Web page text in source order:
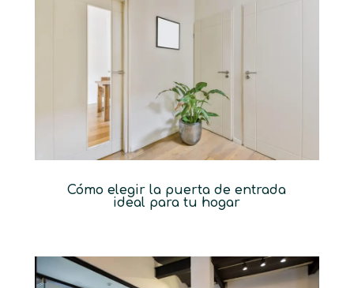
Cómo elegir la puerta de entrada
ideal para tu hogar